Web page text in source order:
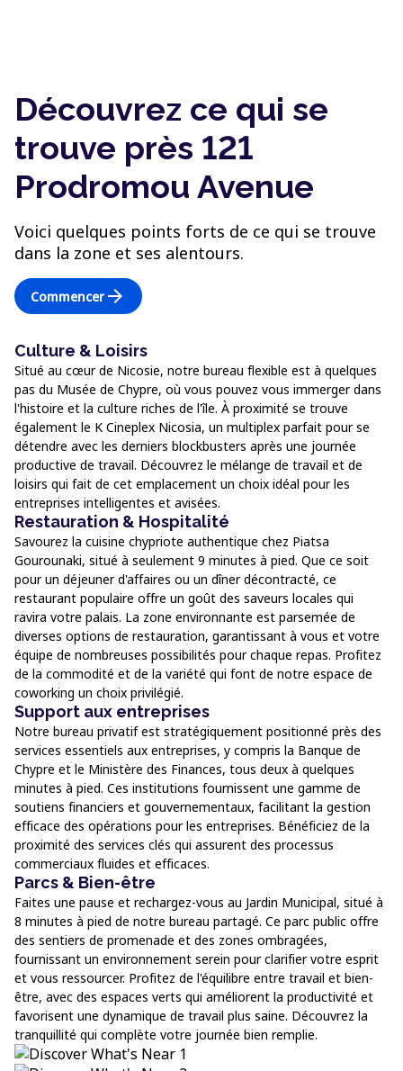
Découvrez ce qui se
trouve près 121
Prodromou Avenue
Voici quelques points forts de ce qui se trouve
dans la zone et ses alentours.
Commencerarrow_forward
Culture & Loisirs
Situé au cœur de Nicosie, notre bureau flexible est à quelques
pas du Musée de Chypre, où vous pouvez vous immerger dans
l'histoire et la culture riches de l'île. À proximité se trouve
également le K Cineplex Nicosia, un multiplex parfait pour se
détendre avec les derniers blockbusters après une journée
productive de travail. Découvrez le mélange de travail et de
loisirs qui fait de cet emplacement un choix idéal pour les
entreprises intelligentes et avisées.
Restauration & Hospitalité
Savourez la cuisine chypriote authentique chez Piatsa
Gourounaki, situé à seulement 9 minutes à pied. Que ce soit
pour un déjeuner d'affaires ou un dîner décontracté, ce
restaurant populaire offre un goût des saveurs locales qui
ravira votre palais. La zone environnante est parsemée de
diverses options de restauration, garantissant à vous et votre
équipe de nombreuses possibilités pour chaque repas. Profitez
de la commodité et de la variété qui font de notre espace de
coworking un choix privilégié.
Support aux entreprises
Notre bureau privatif est stratégiquement positionné près des
services essentiels aux entreprises, y compris la Banque de
Chypre et le Ministère des Finances, tous deux à quelques
minutes à pied. Ces institutions fournissent une gamme de
soutiens financiers et gouvernementaux, facilitant la gestion
efficace des opérations pour les entreprises. Bénéficiez de la
proximité des services clés qui assurent des processus
commerciaux fluides et efficaces.
Parcs & Bien-être
Faites une pause et rechargez-vous au Jardin Municipal, situé à
8 minutes à pied de notre bureau partagé. Ce parc public offre
des sentiers de promenade et des zones ombragées,
fournissant un environnement serein pour clarifier votre esprit
et vous ressourcer. Profitez de l'équilibre entre travail et bien-
être, avec des espaces verts qui améliorent la productivité et
favorisent une dynamique de travail plus saine. Découvrez la
tranquillité qui complète votre journée bien remplie.